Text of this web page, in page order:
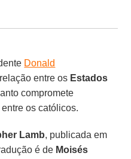
Donald
entre os Estados
compromete
os católicos.
Lamb, publicada em
é de Moisés